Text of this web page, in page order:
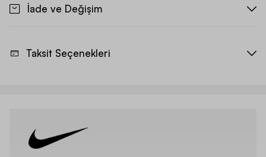
İade ve Değişim
Taksit Seçenekleri